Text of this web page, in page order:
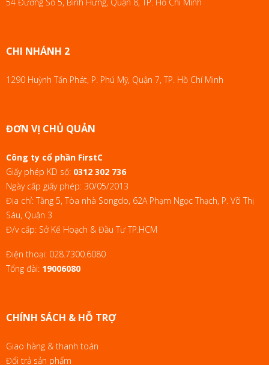
CHI NHÁNH 2
1290 Huỳnh Tấn Phát, P. Phú Mỹ, Quận 7, TP. Hồ Chí Minh
ĐƠN VỊ CHỦ QUẢN
Công ty cổ phần FirstC
Giấy phép KD số: 0312 302 736
Ngày cấp giấy phép: 30/05/2013
Địa chỉ: Tầng 5, Tòa nhà Songdo, 62A Phạm Ngọc Thạch, P. Võ Thị
Sáu, Quận 3
Đ/v cấp: Sở Kế Hoạch & Đầu Tư TP.HCM
Điện thoại: 028.7300.6080
Tổng đài: 19006080
CHÍNH SÁCH & HỖ TRỢ
Giao hàng & thanh toán
Đổi trả sản phẩm